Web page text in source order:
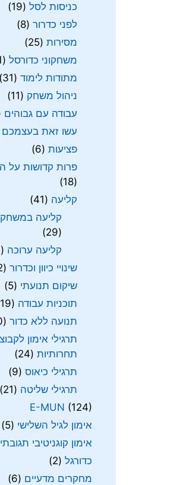
כניסות לסל (19)
לפני כדרור (8)
מסירות (25)
משחקוני כדורסל (21)
מתודות לימוד (31)
ניהול משחק (11)
עבודה עם גבוהים
עשו זאת בעצמכם
פציעות (6)
פרות קדושות על
(18)
קליעה (41)
קליעה במשחק
(29)
קליעה ערוכה (9)
שינויי כיוון וכדרור (2)
שיקום תנועתי (5)
תוכניות עבודה (19)
תנועה ללא כדור (10)
תרגילי אימון
תחרותיות (24)
תרגילי כיאוס (9)
תרגילי שליטה (21)
E-MUN (124)
אימון לגיל השלישי (5)
אימון קוגניטיבי תגובתי
כדורגל (2)
מחקרים מדעיים (6)